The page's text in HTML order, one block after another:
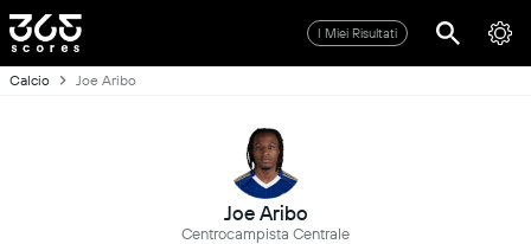
I Miei Risultati
Calcio Joe Aribo
Joe Aribo
Centrocampista Centrale